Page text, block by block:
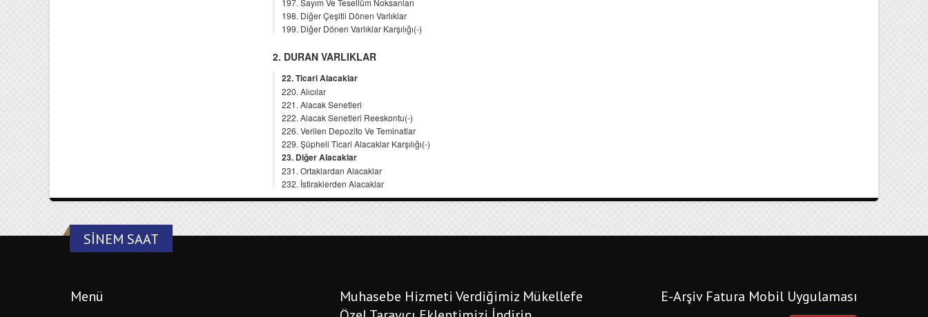
SINEM SAAT
Menü
Muhasebe Hizmeti Verdiğimiz Mükellefe
E-Arşiv Fatura Mobil Uygulaması